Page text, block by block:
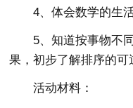
4、体会数学的生
5、知道按事物不
果，初步了解排序的可
活动材料：